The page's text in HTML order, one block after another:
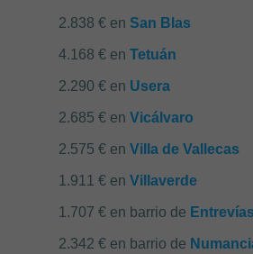
2.838 € en San Blas
4.168 € en Tetuán
2.290 € en Usera
2.685 € en Vicálvaro
2.575 € en Villa de Vallecas
1.911 € en Villaverde
1.707 € en barrio de Entrevías
2.342 € en barrio de